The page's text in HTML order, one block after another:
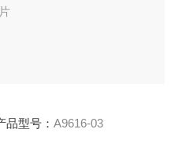
品型号： A9616-03